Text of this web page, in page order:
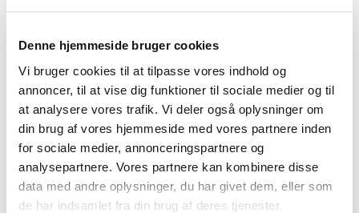
Denne hjemmeside bruger cookies
Vi bruger cookies til at tilpasse vores indhold og
annoncer, til at vise dig funktioner til sociale medier og til
at analysere vores trafik. Vi deler også oplysninger om
din brug af vores hjemmeside med vores partnere inden
for sociale medier, annonceringspartnere og
analysepartnere. Vores partnere kan kombinere disse
data med andre oplysninger, du har givet dem, eller som
de har indsamlet fra din brug af deres tjenester.
plads og bliver en fælles ambition.
MedCaroline Søeborg Ahlefeldtfår deltagerne indsigt
i kreativ tænkning, trends og konceptudvikling og
inspiration til at arbejde mere nysgerrigt og
eksperimenterende.Frederikke Antonie Schmidt
bringer værdibaseret innovation og bæredygtighed i
spil og viser, hvordan formål og forretning kan gå
hånd i hånd som drivkraft for udvikling.Jakob Neua
bidrager med viden om forandringsledelse og
innovation i praksis og giver deltagerne konkrete